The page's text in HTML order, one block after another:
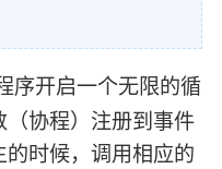
序开启一个无限的循
协程）注册到事件
时候，调用相应的